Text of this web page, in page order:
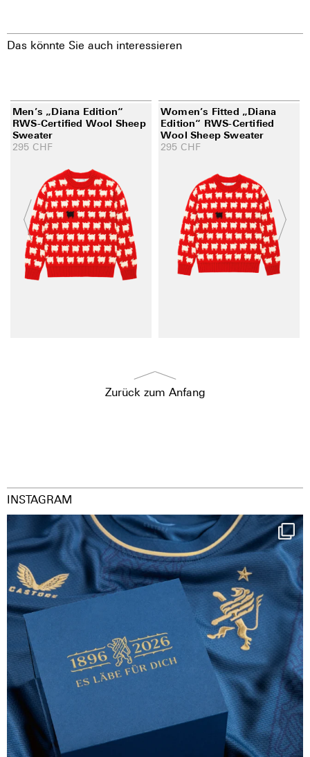
Das könnte Sie auch interessieren
Men’s „Diana Edition“
RWS-Certified Wool Sheep
Sweater
295 CHF
Women’s Fitted „Diana
Edition“ RWS-Certified
Wool Sheep Sweater
295 CHF
Zurück zum Anfang
INSTAGRAM
Happy Birthday FCZ
130 years filled ...
126
3